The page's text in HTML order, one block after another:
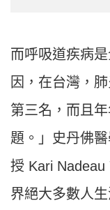
而呼吸道疾病
因，在台灣，
第三名，而且
題。」史丹佛
授 Kari
界絕大多數人